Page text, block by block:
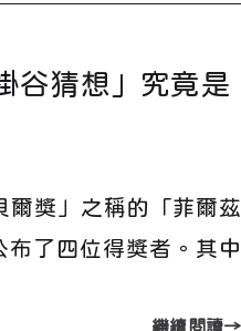
谷猜想」究竟是
爾獎」之稱的「菲爾茲
了四位得獎者。其中
繼續閱讀